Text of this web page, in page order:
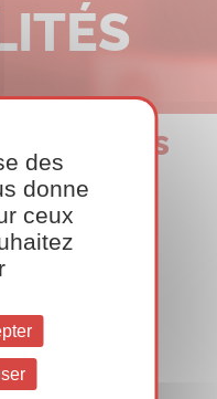
ventes
des
donne
ceux